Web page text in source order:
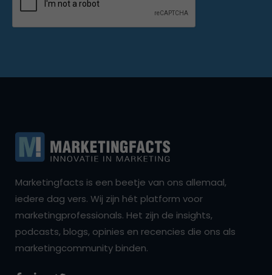
Marketingfacts is een beetje van ons allemaal,
iedere dag vers. Wij zijn hét platform voor
marketingprofessionals. Het zijn de insights,
podcasts, blogs, opinies en recencies die ons als
marketingcommunity binden.